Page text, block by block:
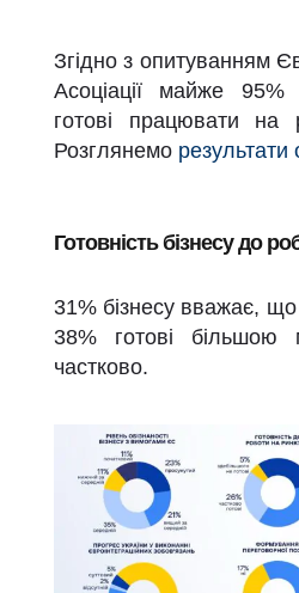
Згідно з опитуванням
Асоціації майже 95%
готові працювати на
Розглянемо результати
Готовність бізнесу до
31% бізнесу вважає,
38% готові
частково.